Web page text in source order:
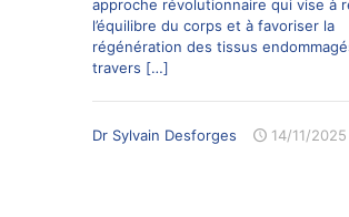
approche révolutionnaire qui vise à
l’équilibre du corps et à favoriser la
régénération des tissus
travers […]
Dr Sylvain Desforges 14/11/2025